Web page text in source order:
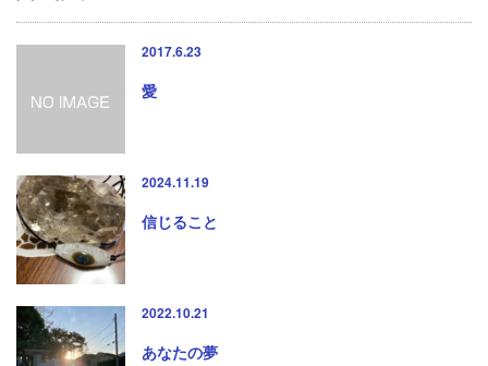
2017.6.23
愛
2024.11.19
信じること
2022.10.21
あなたの夢